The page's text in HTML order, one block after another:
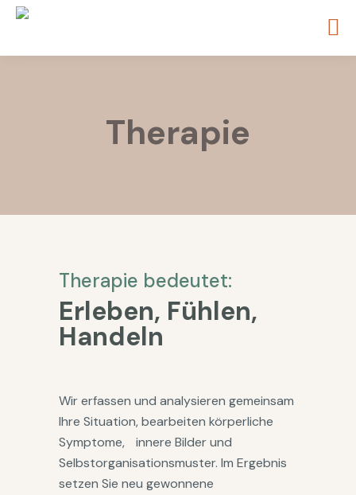
Therapie
Therapie bedeutet:
Erleben, Fühlen,
Handeln
Wir erfassen und analysieren gemeinsam
Ihre Situation, bearbeiten körperliche
Symptome, innere Bilder und
Selbstorganisationsmuster. Im Ergebnis
setzen Sie neu gewonnene